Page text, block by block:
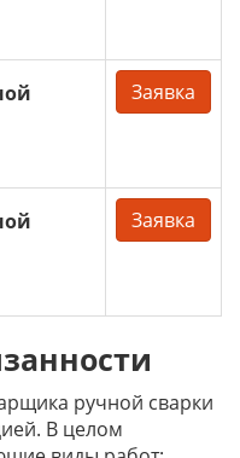
Заявка
Заявка
ручной сварки
В целом